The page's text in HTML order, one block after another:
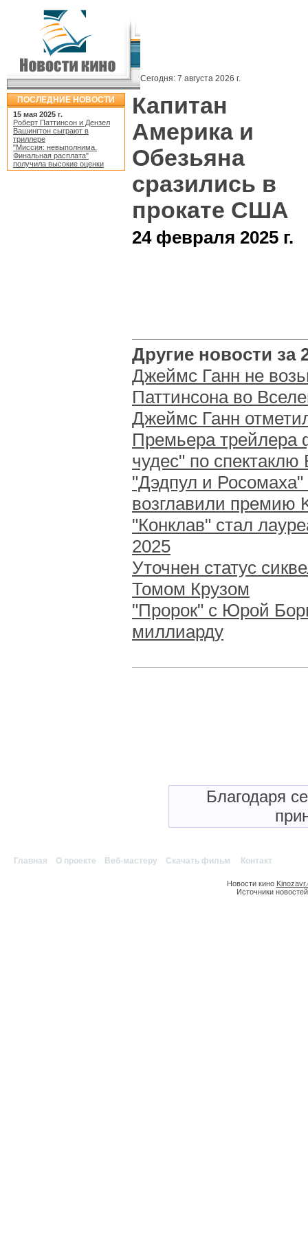
Сегодня: 7 августа 2026 г.
ПОСЛЕДНИЕ НОВОСТИ
15 мая 2025 г.
Роберт Паттинсон и Дензел
Вашингтон сыграют в
триллере
"Миссия: невыполнима.
Финальная расплата"
получила высокие оценки
Капитан
Америка и
Обезьяна
сразились в
прокате США
24 февраля 2025 г.
Другие новости за
Джеймс Ганн не
Паттинсона во
Джеймс Ганн
Премьера трейлера
чудес" по спектаклю
"Дэдпул и
возглавили премию
"Конклав" стал
2025
Уточнен статус
Томом Крузом
"Пророк" с Юрой
миллиарду
Благодаря
Главная О проекте Веб-мастеру Скачать фильм Контакт
Новости кино
Источники